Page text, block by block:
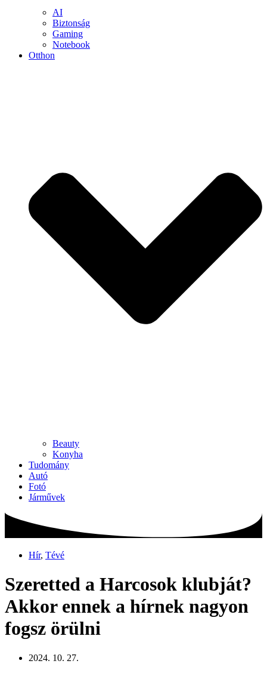
AI
Biztonság
Gaming
Notebook
Otthon
Beauty
Konyha
Tudomány
Autó
Fotó
Járművek
Hír, Tévé
Szeretted a Harcosok klubját?
Akkor ennek a hírnek nagyon
fogsz örülni
2024. 10. 27.